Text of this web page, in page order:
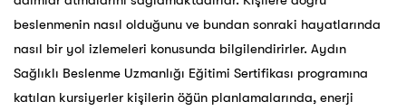
beslenmenin nasıl olduğunu ve bundan sonraki hayatlarında
nasıl bir yol izlemeleri konusunda bilgilendirirler. Aydın
Sağlıklı Beslenme Uzmanlığı Eğitimi Sertifikası programına
katılan kursiyerler kişilerin öğün planlamalarında, enerji